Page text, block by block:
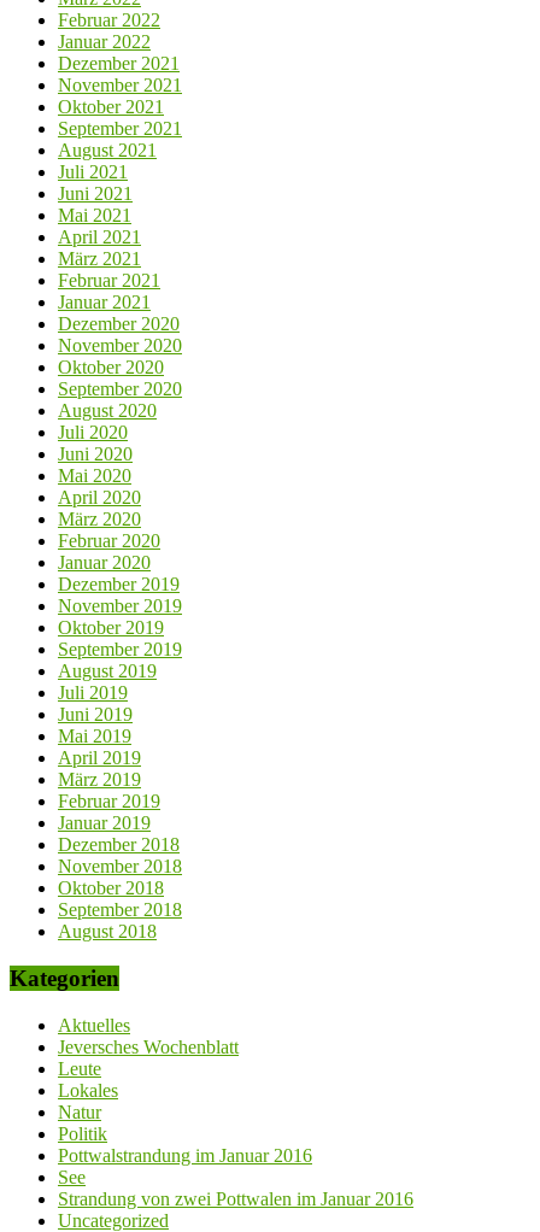
Februar 2022
Januar 2022
Dezember 2021
November 2021
Oktober 2021
September 2021
August 2021
Juli 2021
Juni 2021
Mai 2021
April 2021
März 2021
Februar 2021
Januar 2021
Dezember 2020
November 2020
Oktober 2020
September 2020
August 2020
Juli 2020
Juni 2020
Mai 2020
April 2020
März 2020
Februar 2020
Januar 2020
Dezember 2019
November 2019
Oktober 2019
September 2019
August 2019
Juli 2019
Juni 2019
Mai 2019
April 2019
März 2019
Februar 2019
Januar 2019
Dezember 2018
November 2018
Oktober 2018
September 2018
August 2018
Kategorien
Aktuelles
Jeversches Wochenblatt
Leute
Lokales
Natur
Politik
Pottwalstrandung im Januar 2016
See
Strandung von zwei Pottwalen im Januar 2016
Uncategorized